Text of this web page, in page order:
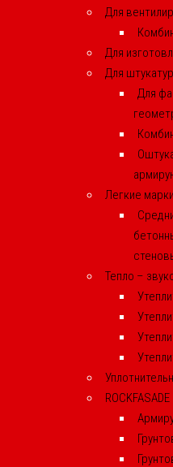
Для
Для
Для
Для
Легкие марки
Тепло –
ROCKFASADE